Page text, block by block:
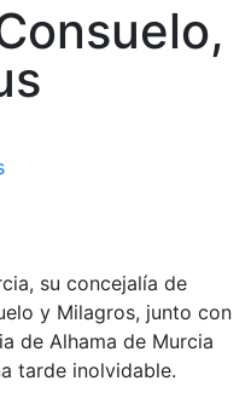
su concejalía de
y Milagros, junto con
de Alhama de Murcia
tarde inolvidable.